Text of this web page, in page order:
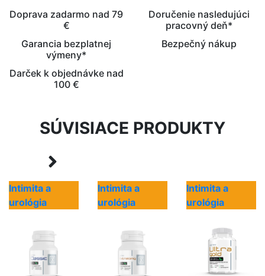
Doprava zadarmo nad 79
€
Doručenie nasledujúci
pracovný deň*
Garancia bezplatnej
výmeny*
Bezpečný nákup
Darček k objednávke nad
100 €
SÚVISIACE PRODUKTY
Intimita a
urológia
Intimita a
urológia
Intimita a
urológia